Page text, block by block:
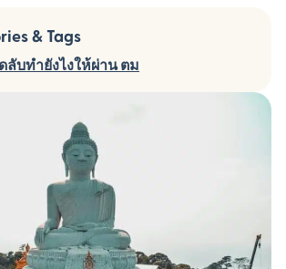
& Tags
ลับทำยังไงให้ผ่าน ตม